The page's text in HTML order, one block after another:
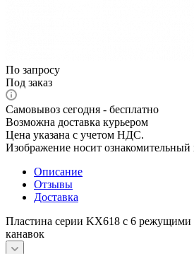
По запросу
Под заказ
Самовывоз сегодня - бесплатно
Возможна доставка курьером
Цена указана с учетом НДС.
Изображение носит ознакомительный
Описание
Отзывы
Доставка
Пластина серии KX618 с 6 режущими
канавок